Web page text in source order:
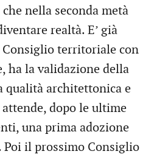
nella seconda metà
realtà. E’ già
Consiglio territoriale con
ha la validazione della
qualità architettonica e
dopo le ultime
una prima adozione
il prossimo Consiglio